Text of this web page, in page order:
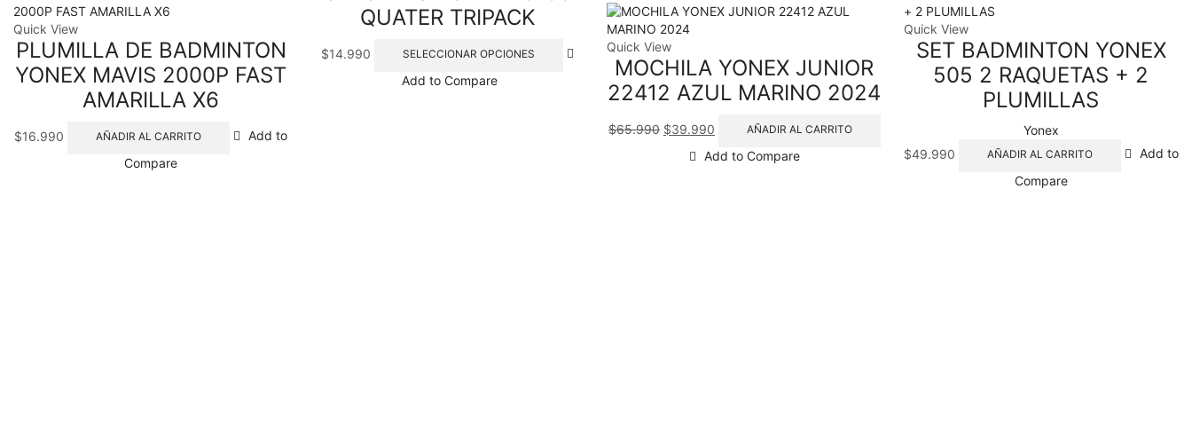
Quick View
PLUMILLA DE BADMINTON
YONEX MAVIS 2000P FAST
AMARILLA X6
$16.990 AÑADIR AL CARRITO
Add to
Compare
QUATER TRIPACK
$14.990 SELECCIONAR OPCIONES
Add to Compare
Quick View
MOCHILA YONEX JUNIOR
22412 AZUL MARINO 2024
$65.990 $39.990 AÑADIR AL CARRITO
Add to Compare
Quick View
SET BADMINTON YONEX
505 2 RAQUETAS + 2
PLUMILLAS
Yonex
$49.990 AÑADIR AL CARRITO
Add to
Compare